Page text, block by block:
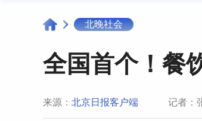
北晚社会
全国首个！餐
来源： 北京日报客户端 记者：